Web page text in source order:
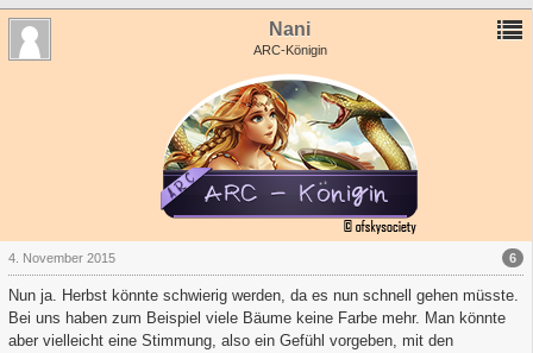
Nani
ARC-Königin
6
4. November 2015
Nun ja. Herbst könnte schwierig werden, da es nun schnell gehen müsste.
Bei uns haben zum Beispiel viele Bäume keine Farbe mehr. Man könnte
aber vielleicht eine Stimmung, also ein Gefühl vorgeben, mit den